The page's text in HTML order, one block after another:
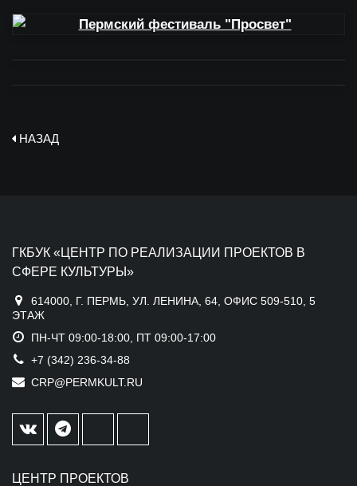
НАЗАД
ГКБУК «ЦЕНТР ПО РЕАЛИЗАЦИИ ПРОЕКТОВ В
СФЕРЕ КУЛЬТУРЫ»
614000, Г. ПЕРМЬ, УЛ. ЛЕНИНА, 64, ОФИС 509-510, 5
ЭТАЖ
ПН-ЧТ 09:00-18:00, ПТ 09:00-17:00
+7 (342) 236-34-88
CRP@PERMKULT.RU
ЦЕНТР ПРОЕКТОВ